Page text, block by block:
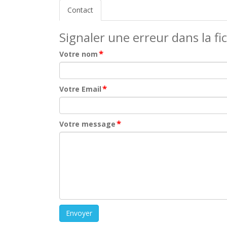
Contact
Signaler une erreur dans la
Votre nom*
Votre Email*
Votre message*